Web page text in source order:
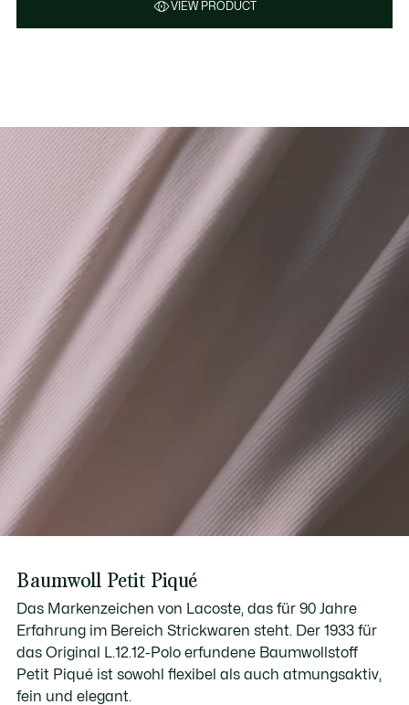
VIEW PRODUCT
Baumwoll Petit Piqué
Das Markenzeichen von Lacoste, das für 90 Jahre
Erfahrung im Bereich Strickwaren steht. Der 1933 für
das Original L.12.12-Polo erfundene Baumwollstoff
Petit Piqué ist sowohl flexibel als auch atmungsaktiv,
fein und elegant.